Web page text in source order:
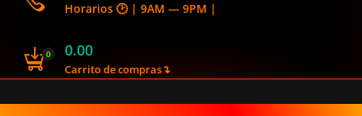
Horarios 🕑 | 9AM — 9PM |
0 0.00
Carrito de compras↴